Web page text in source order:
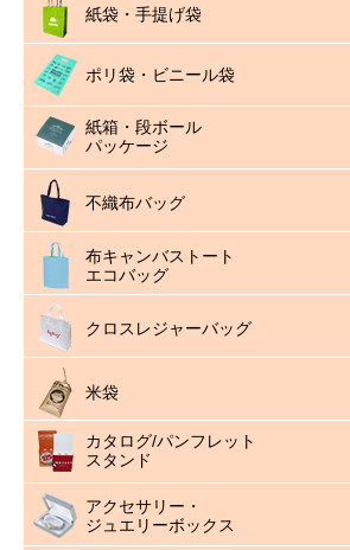
紙袋・手提げ袋
ポリ袋・ビニール袋
紙箱・段ボール
パッケージ
不織布バッグ
布キャンバストート
エコバッグ
クロスレジャーバッグ
米袋
カタログ/パンフレット
スタンド
アクセサリー・
ジュエリーボックス